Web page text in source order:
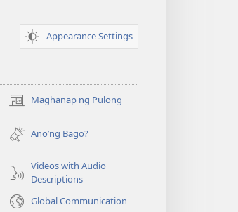
Appearance Settings
Maghanap ng Pulong
(may
na
window)
Ano’ng Bago?
Videos with Audio
Descriptions
Global Communication